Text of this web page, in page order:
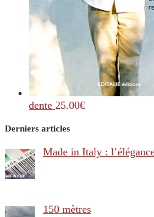
dente 25.00€
Derniers articles
Made in Italy :
150 mètres